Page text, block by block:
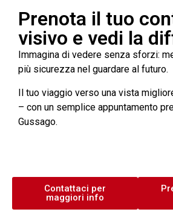
Prenota il tuo
visivo e vedi la
Immagina di vedere senza sforzi:
più sicurezza nel guardare al futuro.
Il tuo viaggio verso una vista
– con un semplice appuntamento
Gussago.
Contattaci per
maggiori info